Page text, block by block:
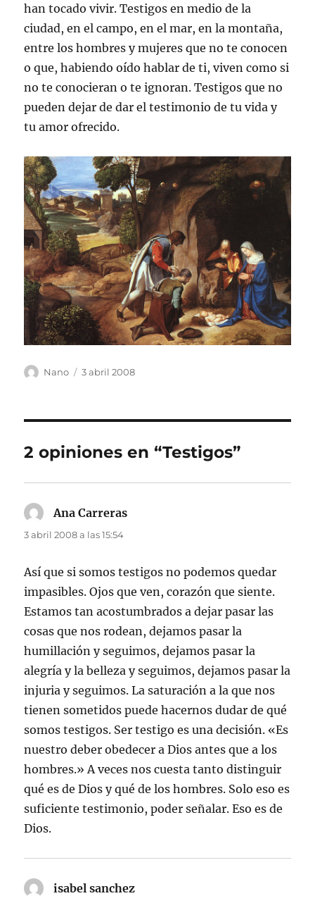
han tocado vivir. Testigos en medio de la
ciudad, en el campo, en el mar, en la montaña,
entre los hombres y mujeres que no te conocen
o que, habiendo oído hablar de ti, viven como si
no te conocieran o te ignoran. Testigos que no
pueden dejar de dar el testimonio de tu vida y
tu amor ofrecido.
Autor
Nano
Publicado
3 abril 2008
2 opiniones en “Testigos”
Ana Carreras
3 abril 2008 a las 15:54
Así que si somos testigos no podemos quedar
impasibles. Ojos que ven, corazón que siente.
Estamos tan acostumbrados a dejar pasar las
cosas que nos rodean, dejamos pasar la
humillación y seguimos, dejamos pasar la
alegría y la belleza y seguimos, dejamos pasar la
injuria y seguimos. La saturación a la que nos
tienen sometidos puede hacernos dudar de qué
somos testigos. Ser testigo es una decisión. «Es
nuestro deber obedecer a Dios antes que a los
hombres.» A veces nos cuesta tanto distinguir
qué es de Dios y qué de los hombres. Solo eso es
suficiente testimonio, poder señalar. Eso es de
Dios.
isabel sanchez